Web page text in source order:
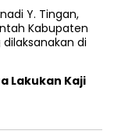
Lakukan Kaji